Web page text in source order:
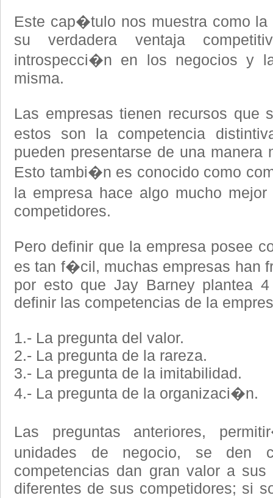
Este cap�tulo nos muestra como la
su verdadera ventaja
introspecci�n en los negocios y
misma.
Las empresas tienen recursos que
estos son la competencia
pueden presentarse de una manera
Esto tambi�n es conocido como
la empresa hace algo mucho
competidores.
Pero definir que la empresa posee
es tan f�cil, muchas empresas han
por esto que Jay Barney plantea
definir las competencias de la
1.- La pregunta del valor.
2.- La pregunta de la rareza.
3.- La pregunta de la imitabilidad.
4.- La pregunta de la organizaci�n.
Las preguntas anteriores,
unidades de negocio, se den
competencias dan gran valor a
diferentes de sus competidores; si